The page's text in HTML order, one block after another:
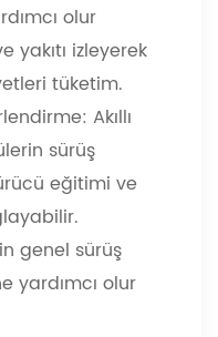
olur
yakıtı izleyerek
tüketim.
Akıllı
sürüş
eğitimi ve
genel sürüş
yardımcı olur